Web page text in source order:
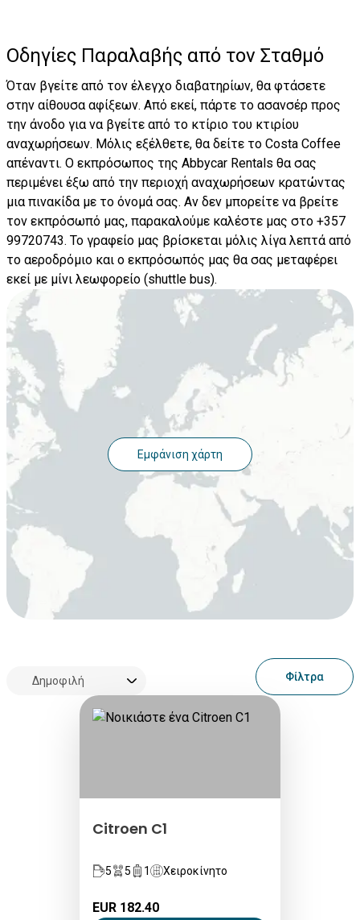
Οδηγίες Παραλαβής από τον Σταθμό
Όταν βγείτε από τον έλεγχο διαβατηρίων, θα φτάσετε
στην αίθουσα αφίξεων. Από εκεί, πάρτε το ασανσέρ προς
την άνοδο για να βγείτε από το κτίριο του κτιρίου
αναχωρήσεων. Μόλις εξέλθετε, θα δείτε το Costa Coffee
απέναντι. Ο εκπρόσωπος της Abbycar Rentals θα σας
περιμένει έξω από την περιοχή αναχωρήσεων κρατώντας
μια πινακίδα με το όνομά σας. Αν δεν μπορείτε να βρείτε
τον εκπρόσωπό μας, παρακαλούμε καλέστε μας στο +357
99720743. Το γραφείο μας βρίσκεται μόλις λίγα λεπτά από
το αεροδρόμιο και ο εκπρόσωπός μας θα σας μεταφέρει
εκεί με μίνι λεωφορείο (shuttle bus).
Εμφάνιση χάρτη
Φίλτρα
Citroen C1
5 5 1 Χειροκίνητο
EUR 182.40